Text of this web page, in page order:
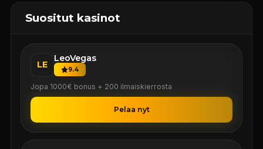
Suositut kasinot
LE
LeoVegas
9.4
Jopa 1000€ bonus + 200 ilmaiskierrosta
Pelaa nyt